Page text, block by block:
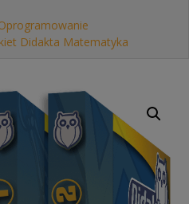
Didakta Matematyka